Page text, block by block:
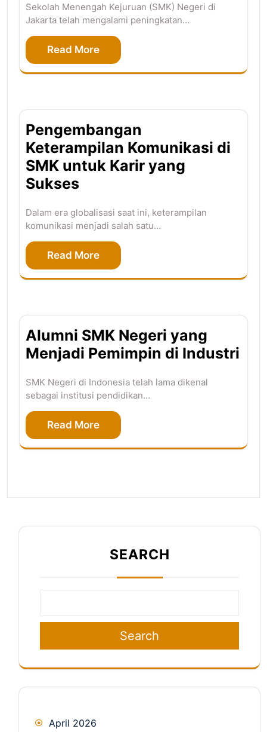
Sekolah Menengah Kejuruan (SMK) Negeri di
Jakarta telah mengalami peningkatan…
Read More
Pengembangan
Keterampilan Komunikasi di
SMK untuk Karir yang
Sukses
Dalam era globalisasi saat ini, keterampilan
komunikasi menjadi salah satu…
Read More
Alumni SMK Negeri yang
Menjadi Pemimpin di Industri
SMK Negeri di Indonesia telah lama dikenal
sebagai institusi pendidikan…
Read More
SEARCH
Search
April 2026